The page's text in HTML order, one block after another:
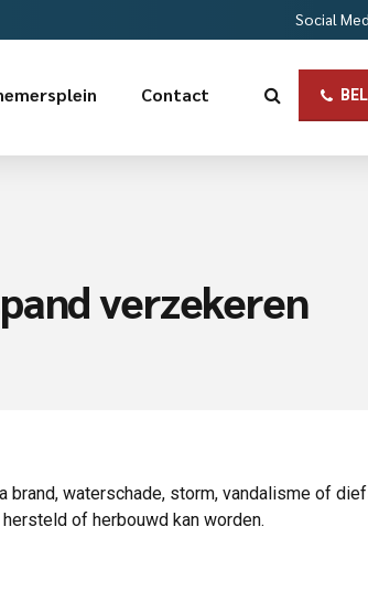
Social
Contact
verzekeren
waterschade, storm, vandalisme of
of herbouwd kan worden.